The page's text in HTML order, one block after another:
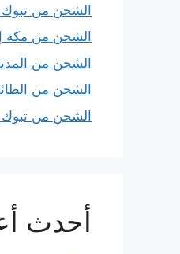
الشحن من تبوك
الشحن من مكة
الشحن من
الشحن من
الشحن من تبوك
أحدث